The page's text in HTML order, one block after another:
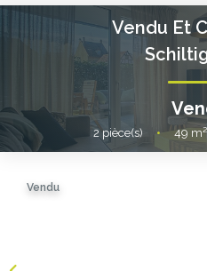
Vendu Et
2 pièce(s) • 49 m²
Vendu